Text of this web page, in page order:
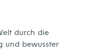
durch die
und bewusster